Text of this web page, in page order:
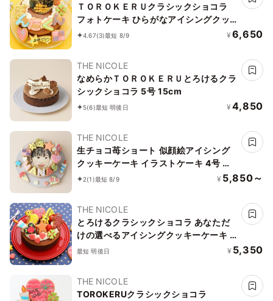
ＴＯＲＯＫＥＲＵクラシックショコラ
フォトケーキ ひらがなアイシングクッ
キーケーキ 写真ケーキ 5号 15cm ※ひ
4.67(3)最短 8/9 ¥ 6,650
THE NICOLE
なめらかＴＯＲＯＫＥＲＵとろけるクラ
シックショコラ 5号 15cm
5(6)最短 明後日 ¥ 4,850
THE NICOLE
生チョコ苺ショート 似顔絵アイシング
クッキーケーキ イラストケーキ 4号 ギ
フトに最適
2(1)最短 8/9 ¥ 5,850～
THE NICOLE
とろけるクラシックショコラ あなただ
けの選べるアイシングクッキーケーキ 5
号 選んで楽しい！！ ＊アイシングデコ
最短 明後日 ¥ 5,350
THE NICOLE
TOROKERUクラシックショコラ